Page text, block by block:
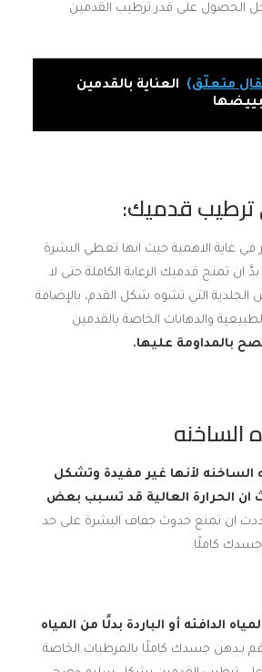
الحصول على قدر ترطيب القدمين
متعلّق)
العناية بالقدمين
قدميك:
في غاية الاهمية حيث انها تعطي البشرة
ان تمنح قدميك الرعاية الكاملة حتى لا
التي تشوه شكل القدم، بالإضافة
والدهانات الخاصة بالقدمين
بالمداومة عليها.
الساخنه
الساخنه لأنها غير مفيدة وتشكل
ان الحرارة العالية قد تسبب بعض
ان تمنع حدوث جفاف البشرة على حد
جسدك كاملًا.
الدافئه أو الباردة بدلًا من المياه
بـدهن جسدك كاملًا بالمرطبات الخاصة